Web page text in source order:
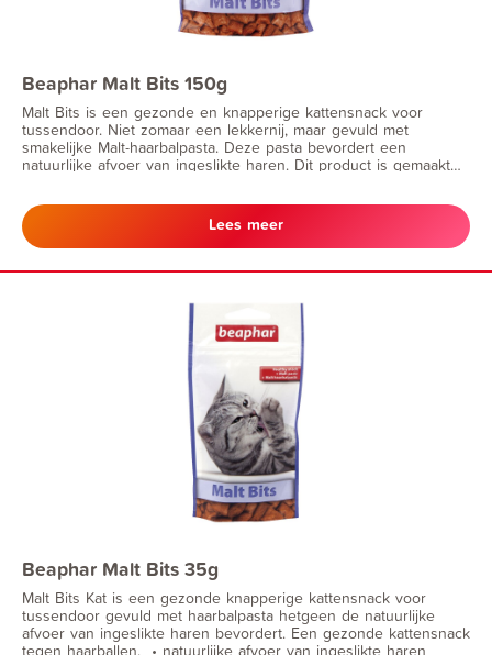
Beaphar Malt Bits 150g
Malt Bits is een gezonde en knapperige kattensnack voor
tussendoor. Niet zomaar een lekkernij, maar gevuld met
smakelijke Malt-haarbalpasta. Deze pasta bevordert een
natuurlijke afvoer van ingeslikte haren. Dit product is gemaakt
Lees meer
Beaphar Malt Bits 35g
Malt Bits Kat is een gezonde knapperige kattensnack voor
tussendoor gevuld met haarbalpasta hetgeen de natuurlijke
afvoer van ingeslikte haren bevordert. Een gezonde kattensnack
tegen haarballen. • natuurlijke afvoer van ingeslikte haren